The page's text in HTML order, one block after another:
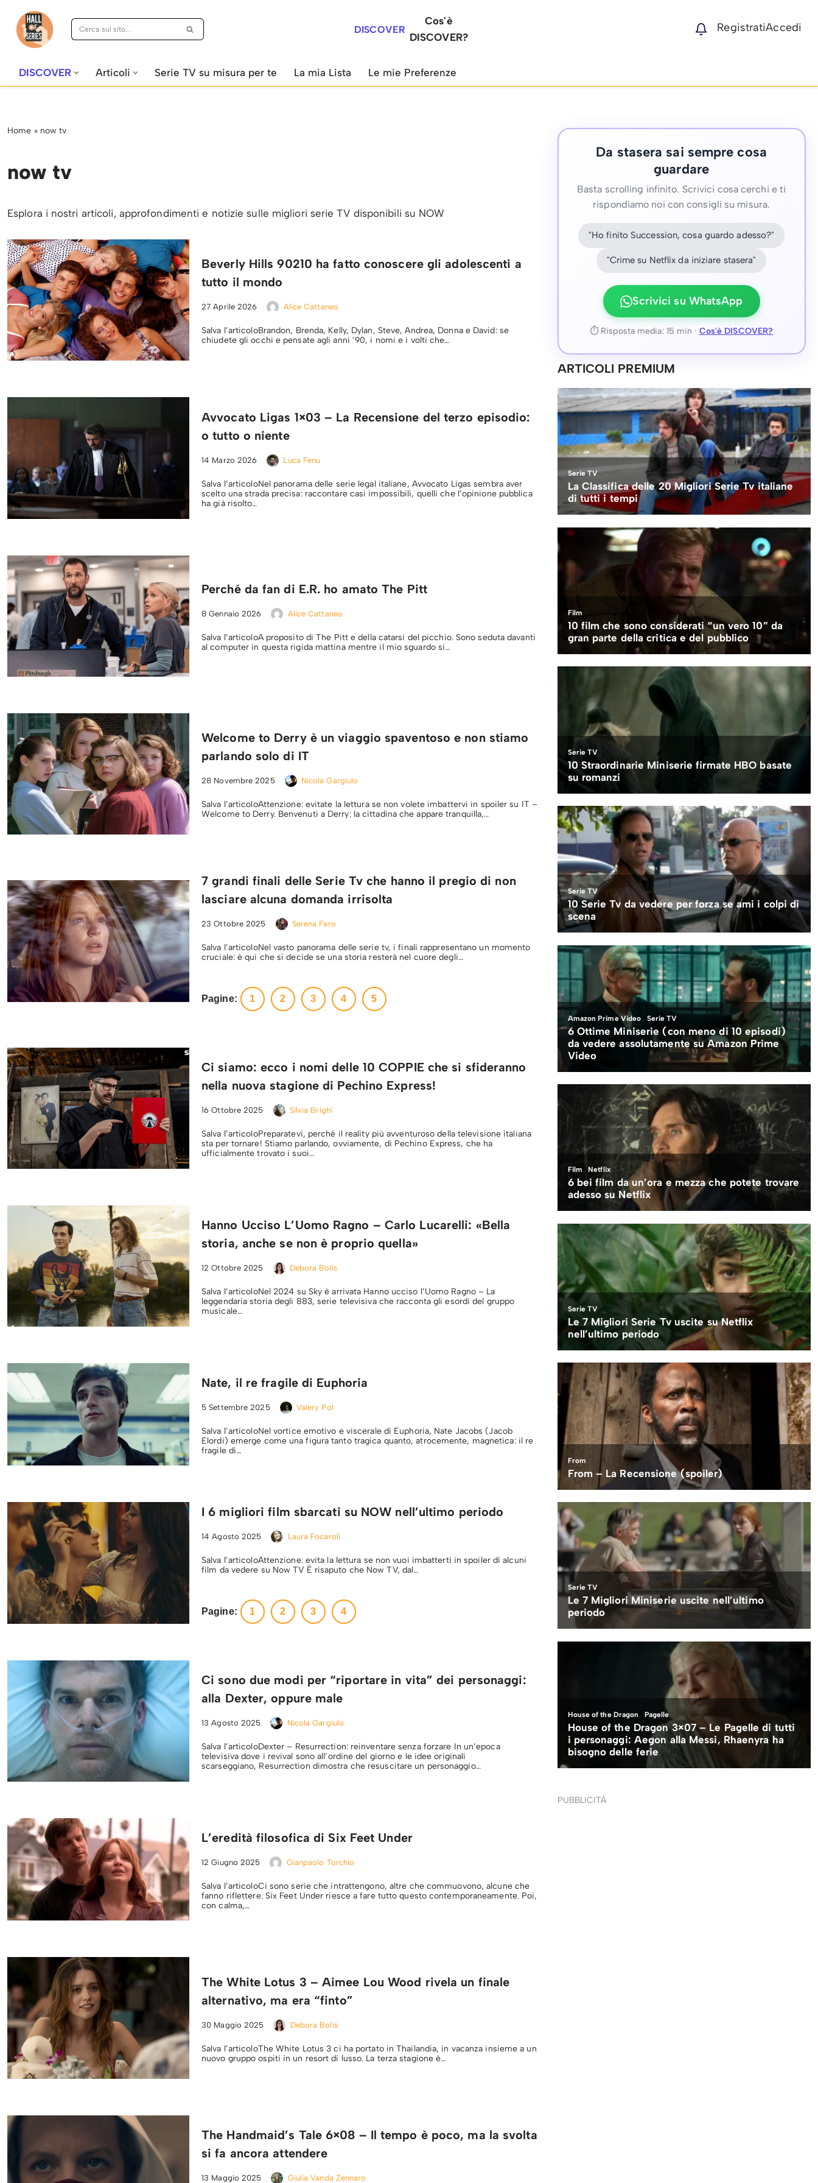
Vai
DISCOVER
Cos'è
DISCOVER?
RegistratiAccedi
DISCOVER Articoli Serie TV su misura per te La mia Lista Le mie Preferenze
Home » now tv
now tv
Esplora i nostri articoli, approfondimenti e notizie sulle migliori serie TV disponibili su NOW
Beverly Hills 90210 ha fatto conoscere gli adolescenti a
tutto il mondo
27 Aprile 2026 Alice Cattaneo
Salva l’articoloBrandon, Brenda, Kelly, Dylan, Steve, Andrea, Donna e David: se
chiudete gli occhi e pensate agli anni ’90, i nomi e i volti che…
Avvocato Ligas 1×03 – La Recensione del terzo episodio:
o tutto o niente
14 Marzo 2026 Luca Fenu
Salva l’articoloNel panorama delle serie legal italiane, Avvocato Ligas sembra aver
scelto una strada precisa: raccontare casi impossibili, quelli che l’opinione pubblica
ha già risolto…
Perché da fan di E.R. ho amato The Pitt
8 Gennaio 2026 Alice Cattaneo
Salva l’articoloA proposito di The Pitt e della catarsi del picchio. Sono seduta davanti
al computer in questa rigida mattina mentre il mio sguardo si…
Welcome to Derry è un viaggio spaventoso e non stiamo
parlando solo di IT
28 Novembre 2025 Nicola Gargiulo
Salva l’articoloAttenzione: evitate la lettura se non volete imbattervi in spoiler su IT –
Welcome to Derry. Benvenuti a Derry: la cittadina che appare tranquilla,…
7 grandi finali delle Serie Tv che hanno il pregio di non
lasciare alcuna domanda irrisolta
23 Ottobre 2025 Serena Faro
Salva l’articoloNel vasto panorama delle serie tv, i finali rappresentano un momento
cruciale: è qui che si decide se una storia resterà nel cuore degli…
Pagine: 1 2 3 4 5
Ci siamo: ecco i nomi delle 10 COPPIE che si sfideranno
nella nuova stagione di Pechino Express!
16 Ottobre 2025 Silvia Brighi
Salva l’articoloPreparatevi, perché il reality più avventuroso della televisione italiana
sta per tornare! Stiamo parlando, ovviamente, di Pechino Express, che ha
ufficialmente trovato i suoi…
Hanno Ucciso L’Uomo Ragno – Carlo Lucarelli: «Bella
storia, anche se non è proprio quella»
12 Ottobre 2025 Debora Bolis
Salva l’articoloNel 2024 su Sky è arrivata Hanno ucciso l’Uomo Ragno – La
leggendaria storia degli 883, serie televisiva che racconta gli esordi del gruppo
musicale…
Nate, il re fragile di Euphoria
5 Settembre 2025 Valery Pol
Salva l’articoloNel vortice emotivo e viscerale di Euphoria, Nate Jacobs (Jacob
Elordi) emerge come una figura tanto tragica quanto, atrocemente, magnetica: il re
fragile di…
I 6 migliori film sbarcati su NOW nell’ultimo periodo
14 Agosto 2025 Laura Focaroli
Salva l’articoloAttenzione: evita la lettura se non vuoi imbatterti in spoiler di alcuni
film da vedere su Now TV È risaputo che Now TV, dal…
Pagine: 1 2 3 4
Ci sono due modi per “riportare in vita” dei personaggi:
alla Dexter, oppure male
13 Agosto 2025 Nicola Gargiulo
Salva l’articoloDexter – Resurrection: reinventare senza forzare In un’epoca
televisiva dove i revival sono all’ordine del giorno e le idee originali
scarseggiano, Resurrection dimostra che resuscitare un personaggio…
L’eredità filosofica di Six Feet Under
12 Giugno 2025 Gianpaolo Torchio
Salva l’articoloCi sono serie che intrattengono, altre che commuovono, alcune che
fanno riflettere. Six Feet Under riesce a fare tutto questo contemporaneamente. Poi,
con calma,…
The White Lotus 3 – Aimee Lou Wood rivela un finale
alternativo, ma era “finto”
30 Maggio 2025 Debora Bolis
Salva l’articoloThe White Lotus 3 ci ha portato in Thailandia, in vacanza insieme a un
nuovo gruppo ospiti in un resort di lusso. La terza stagione è…
The Handmaid’s Tale 6×08 – Il tempo è poco, ma la svolta
si fa ancora attendere
13 Maggio 2025 Giulia Vanda Zennaro
Da stasera sai sempre cosa
guardare
Basta scrolling infinito. Scrivici cosa cerchi e ti
rispondiamo noi con consigli su misura.
"Ho finito Succession, cosa guardo adesso?"
"Crime su Netflix da iniziare stasera"
Scrivici su WhatsApp
⏱ Risposta media: 15 min · Cos'è DISCOVER?
ARTICOLI PREMIUM
PUBBLICITÀ